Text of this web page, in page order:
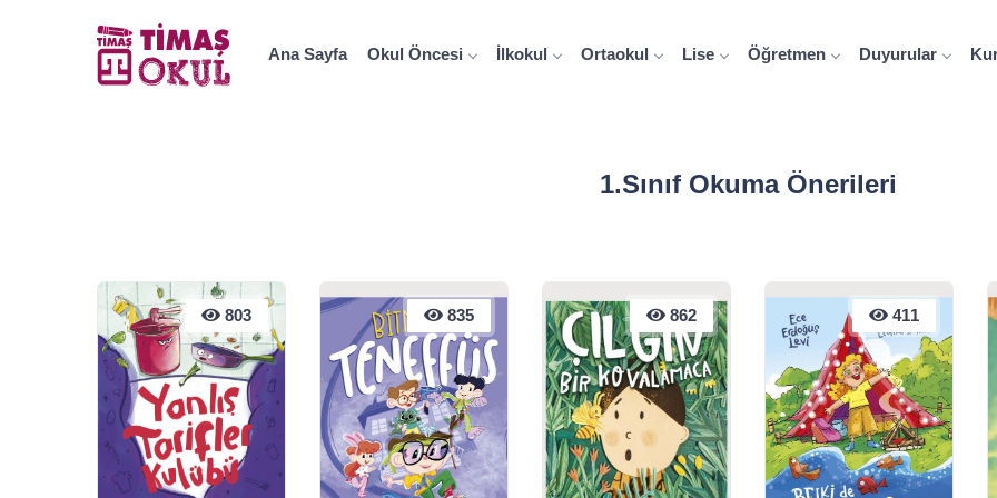
Ana Sayfa Okul Öncesi İlkokul Ortaokul Lise Öğretmen Duyurular
1.Sınıf Okuma Önerileri
803
803 835
835 862
862 411
411